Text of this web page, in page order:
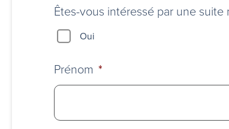
Êtes-vous intéressé par une suite
Oui
Prénom *